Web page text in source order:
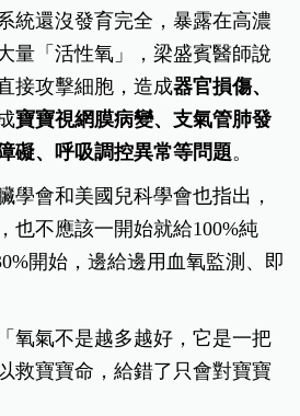
統還沒發育完全，暴露在高濃
量「活性氧」，梁盛賓醫師說
接攻擊細胞，造成器官損傷、
寶寶視網膜病變、支氣管肺發
礙、呼吸調控異常等問題。
學會和美國兒科學會也指出，
也不應該一開始就給100%純
開始，邊給邊用血氧監測、即
氧氣不是越多越好，它是一把
救寶寶命，給錯了只會對寶寶